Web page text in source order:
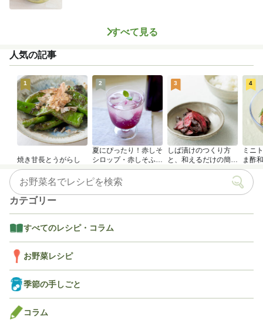
すべて見る
人気の記事
1
焼き甘長とうがらし
2
夏にぴったり！赤しそ
シロップ・赤しそふり
かけのつくり方
3
しば漬けのつくり方
と、和えるだけの簡単
アレンジレシピ
4
ミニ
ま酢
カテゴリー
すべてのレシピ・コラム
お野菜レシピ
季節の手しごと
コラム